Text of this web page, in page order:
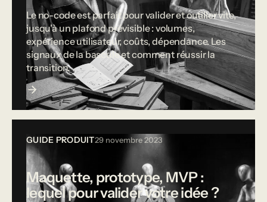
Le no-code est parfait pour valider et outiller vite,
jusqu'à un plafond prévisible : volumes,
expérience utilisateur, coûts, dépendance. Les
signaux de la bascule et comment réussir la
transition.
GUIDE PRODUIT29 novembre 2023
Maquette, prototype, MVP :
lequel pour valider votre idée ?